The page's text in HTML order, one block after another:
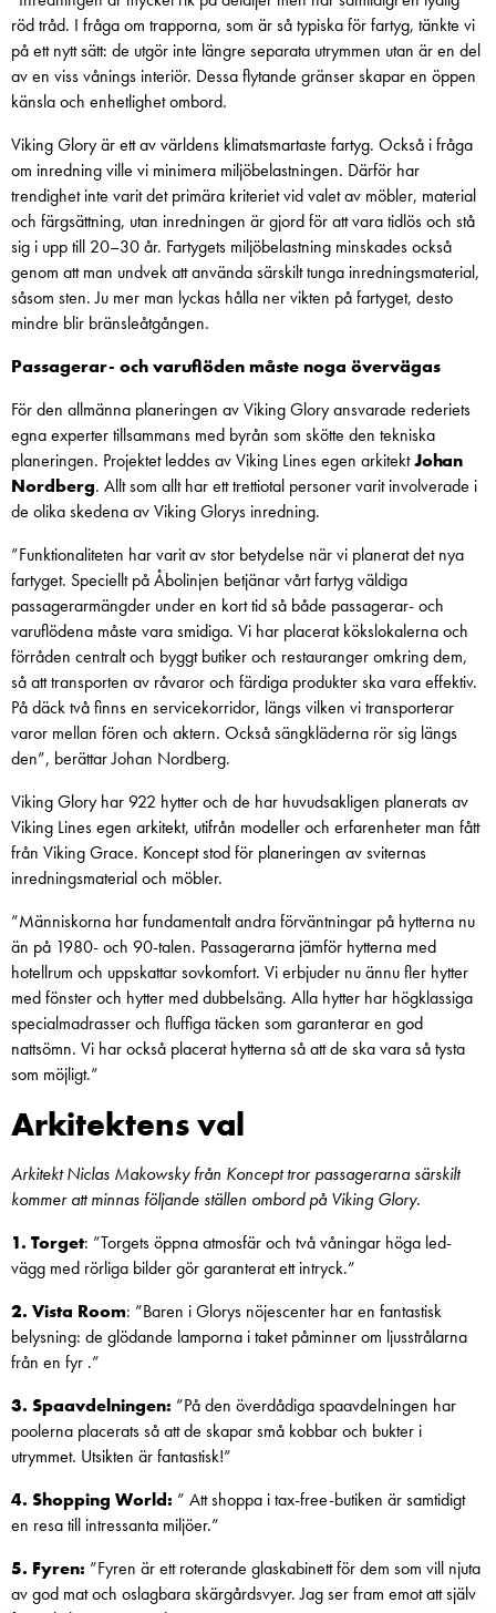
röd tråd. I fråga om trapporna, som är så typiska för fartyg, tänkte vi
på ett nytt sätt: de utgör inte längre separata utrymmen utan är en del
av en viss vånings interiör. Dessa flytande gränser skapar en öppen
känsla och enhetlighet ombord.
Viking Glory är ett av världens klimatsmartaste fartyg. Också i fråga
om inredning ville vi minimera miljöbelastningen. Därför har
trendighet inte varit det primära kriteriet vid valet av möbler, material
och färgsättning, utan inredningen är gjord för att vara tidlös och stå
sig i upp till 20–30 år. Fartygets miljöbelastning minskades också
genom att man undvek att använda särskilt tunga inredningsmaterial,
såsom sten. Ju mer man lyckas hålla ner vikten på fartyget, desto
mindre blir bränsleåtgången.
Passagerar- och varuflöden måste noga övervägas
För den allmänna planeringen av Viking Glory ansvarade rederiets
egna experter tillsammans med byrån som skötte den tekniska
planeringen. Projektet leddes av Viking Lines egen arkitektJohan
Nordberg. Allt som allt har ett trettiotal personer varit involverade i
de olika skedena av Viking Glorys inredning.
”Funktionaliteten har varit av stor betydelse när vi planerat det nya
fartyget. Speciellt på Åbolinjen betjänar vårt fartyg väldiga
passagerarmängder under en kort tid så både passagerar- och
varuflödena måste vara smidiga. Vi har placerat kökslokalerna och
förråden centralt och byggt butiker och restauranger omkring dem,
så att transporten av råvaror och färdiga produkter ska vara effektiv.
På däck två finns en servicekorridor, längs vilken vi transporterar
varor mellan fören och aktern. Också sängkläderna rör sig längs
den”, berättar Johan Nordberg.
Viking Glory har 922 hytter och de har huvudsakligen planerats av
Viking Lines egen arkitekt, utifrån modeller och erfarenheter man fått
från Viking Grace. Koncept stod för planeringen av sviternas
inredningsmaterial och möbler.
”Människorna har fundamentalt andra förväntningar på hytterna nu
än på 1980- och 90-talen. Passagerarna jämför hytterna med
hotellrum och uppskattar sovkomfort. Vi erbjuder nu ännu fler hytter
med fönster och hytter med dubbelsäng. Alla hytter har högklassiga
specialmadrasser och fluffiga täcken som garanterar en god
nattsömn. Vi har också placerat hytterna så att de ska vara så tysta
som möjligt.”
Arkitektens val
Arkitekt Niclas Makowsky från Koncept tror passagerarna särskilt
kommer att minnas följande ställen ombord på Viking Glory.
1. Torget: ”Torgets öppna atmosfär och två våningar höga led-
vägg med rörliga bilder gör garanterat ett intryck.”
2. Vista Room: ”Baren i Glorys nöjescenter har en fantastisk
belysning: de glödande lamporna i taket påminner om ljusstrålarna
från en fyr .”
3. Spaavdelningen: ”På den överdådiga spaavdelningen har
poolerna placerats så att de skapar små kobbar och bukter i
utrymmet. Utsikten är fantastisk!”
4. Shopping World: ” Att shoppa i tax-free-butiken är samtidigt
en resa till intressanta miljöer.”
5. Fyren: ”Fyren är ett roterande glaskabinett för dem som vill njuta
av god mat och oslagbara skärgårdsvyer. Jag ser fram emot att själv